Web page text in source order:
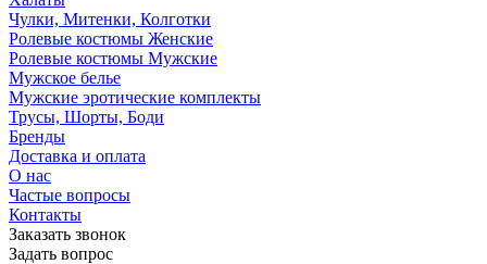
Чулки, Митенки, Колготки
Ролевые костюмы Женские
Ролевые костюмы Мужские
Мужское белье
Мужские эротические комплекты
Трусы, Шорты, Боди
Бренды
Доставка и оплата
О нас
Частые вопросы
Контакты
Заказать звонок
Задать вопрос